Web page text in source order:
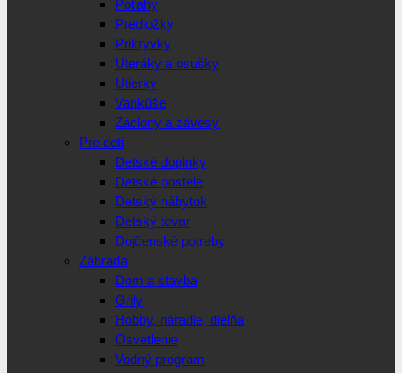
Poťahy
Predložky
Prikrývky
Uteráky a osušky
Utierky
Vankúše
Záclony a závesy
Pre deti
Detské doplnky
Detské postele
Detský nábytok
Detský tovar
Dojčenské potreby
Záhrada
Dom a stavba
Grily
Hobby, náradie, dielňa
Osvetlenie
Vodný program